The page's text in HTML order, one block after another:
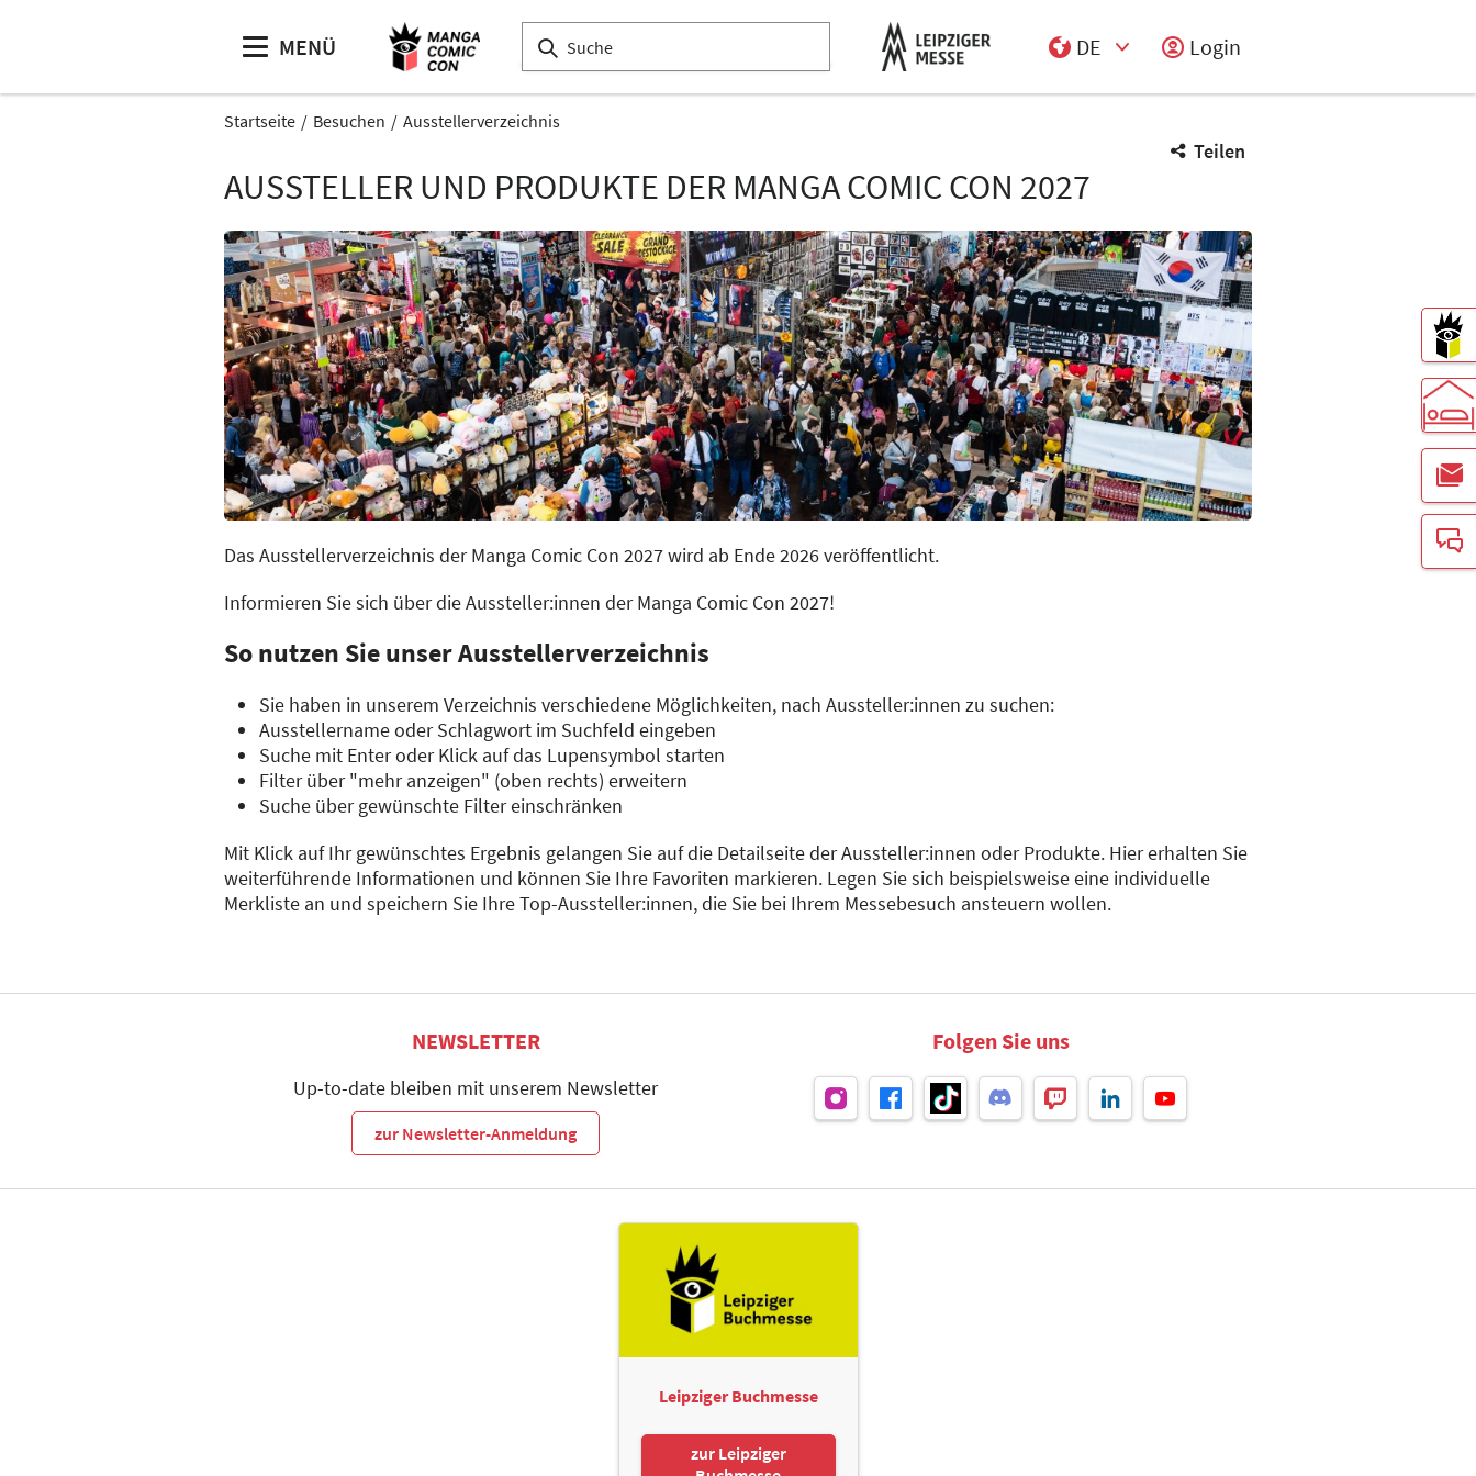
MENÜ
DE
Login
Startseite Besuchen Ausstellerverzeichnis
Teilen
AUSSTELLER UND PRODUKTE DER MANGA COMIC CON 2027
Das Ausstellerverzeichnis der Manga Comic Con 2027 wird ab Ende 2026 veröffentlicht.
Informieren Sie sich über die Aussteller:innen der Manga Comic Con 2027!
So nutzen Sie unser Ausstellerverzeichnis
Sie haben in unserem Verzeichnis verschiedene Möglichkeiten, nach Aussteller:innen zu suchen:
Ausstellername oder Schlagwort im Suchfeld eingeben
Suche mit Enter oder Klick auf das Lupensymbol starten
Filter über "mehr anzeigen" (oben rechts) erweitern
Suche über gewünschte Filter einschränken
Mit Klick auf Ihr gewünschtes Ergebnis gelangen Sie auf die Detailseite der Aussteller:innen oder Produkte. Hier erhalten Sie
weiterführende Informationen und können Sie Ihre Favoriten markieren. Legen Sie sich beispielsweise eine individuelle
Merkliste an und speichern Sie Ihre Top-Aussteller:innen, die Sie bei Ihrem Messebesuch ansteuern wollen.
NEWSLETTER
Up-to-date bleiben mit unserem Newsletter
zur Newsletter-Anmeldung
Folgen Sie uns
Leipziger Buchmesse
zur Leipziger